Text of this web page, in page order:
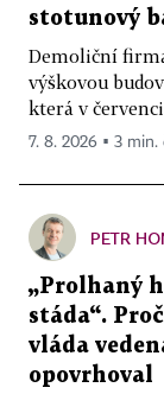
stotunový
Demoliční
výškovou
která v
7. 8. 2026 ▪ 3 min.
PETR
„Prolhaný
stáda“.
vláda
opovrhoval